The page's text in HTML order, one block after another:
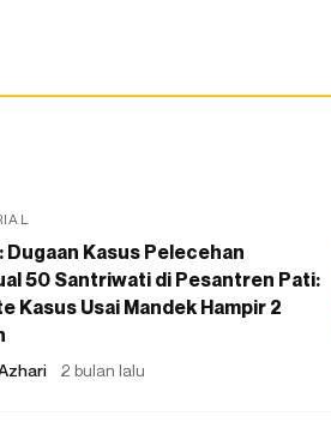
Dugaan Kasus Pelecehan
50 Santriwati di Pesantren Pati:
Kasus Usai Mandek Hampir 2
2 bulan lalu